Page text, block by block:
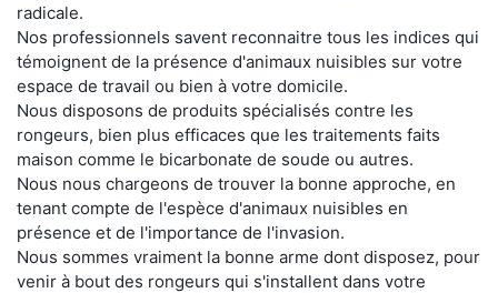
radicale.
Nos professionnels savent reconnaitre tous les indices qui
témoignent de la présence d'animaux nuisibles sur votre
espace de travail ou bien à votre domicile.
Nous disposons de produits spécialisés contre les
rongeurs, bien plus efficaces que les traitements faits
maison comme le bicarbonate de soude ou autres.
Nous nous chargeons de trouver la bonne approche, en
tenant compte de l'espèce d'animaux nuisibles en
présence et de l'importance de l'invasion.
Nous sommes vraiment la bonne arme dont disposez, pour
venir à bout des rongeurs qui s'installent dans votre